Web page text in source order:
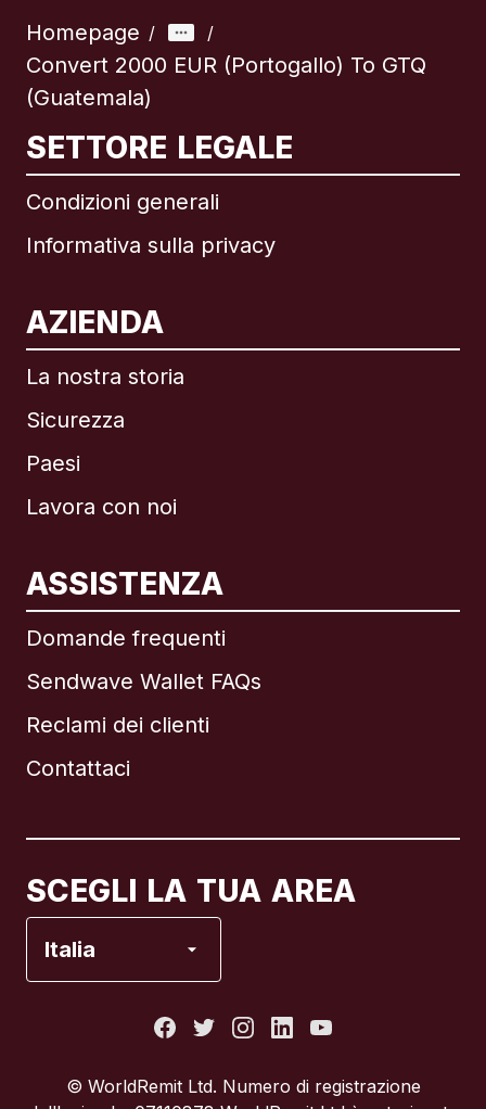
Homepage / /
Convert 2000 EUR (Portogallo) To GTQ
(Guatemala)
SETTORE LEGALE
Condizioni generali
Informativa sulla privacy
AZIENDA
La nostra storia
Sicurezza
Paesi
Lavora con noi
ASSISTENZA
Domande frequenti
Sendwave Wallet FAQs
Reclami dei clienti
Contattaci
SCEGLI LA TUA AREA
Italia
Internazionale English
Brasile
© WorldRemit Ltd. Numero di registrazione